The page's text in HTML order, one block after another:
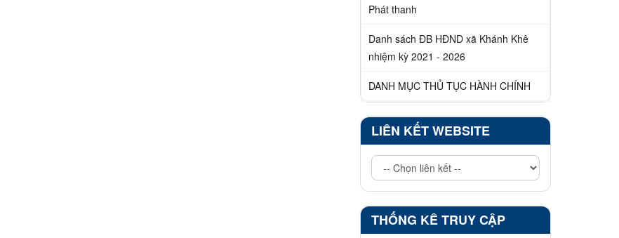
Phát thanh
Danh sách ĐB HĐND xã Khánh Khê
nhiệm kỳ 2021 - 2026
DANH MỤC THỦ TỤC HÀNH CHÍNH
LIÊN KẾT WEBSITE
THỐNG KÊ TRUY CẬP